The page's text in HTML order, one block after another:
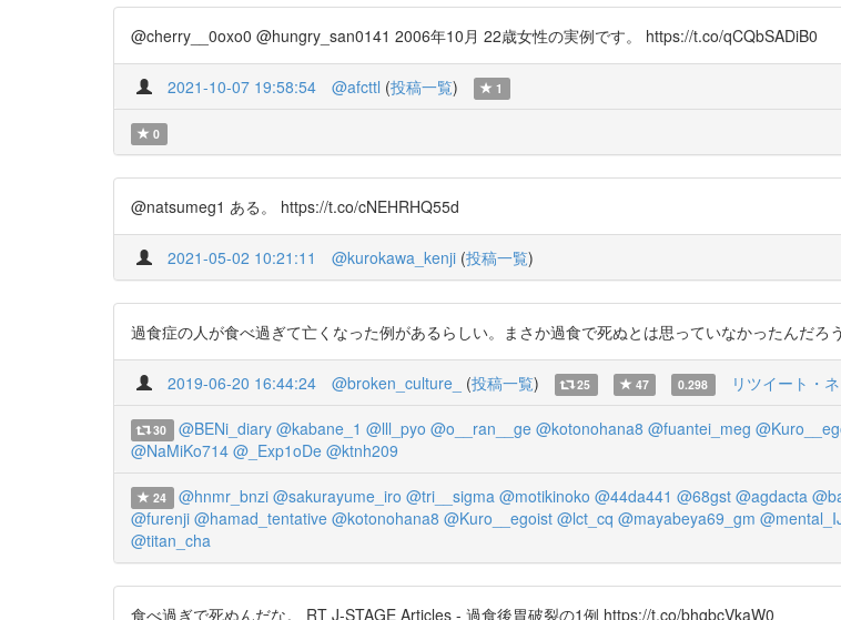
@cherry__0oxo0 @hungry_san0141 2006年10月 22歳女性の実例です。 https://t.co/qCQbSADiB0
2021-10-07 19:58:54 @afcttl (投稿一覧) 1
0
@natsumeg1 ある。 https://t.co/cNEHRHQ55d
2021-05-02 10:21:11 @kurokawa_kenji (投稿一覧)
過食症の人が食べ過ぎて亡くなった例があるらしい。まさか過食で死ぬとは思っていなかったんだ
2019-06-20 16:44:24 @broken_culture_ (投稿一覧) 25 47 0.298 リツイート・
30 @BENi_diary @kabane_1 @lll_pyo @o__ran__ge @kotonohana8 @fuantei_meg
@NaMiKo714 @_Exp1oDe @ktnh209
24 @hnmr_bnzi @sakurayume_iro @tri__sigma @motikinoko @44da441 @68gst @agdacta
@furenji @hamad_tentative @kotonohana8 @Kuro__egoist @lct_cq @mayabeya69_gm
@titan_cha
食べ過ぎで死ぬんだな。 RT J-STAGE Articles - 過食後胃破裂の1例 https://t.co/bhqbcVkaW0